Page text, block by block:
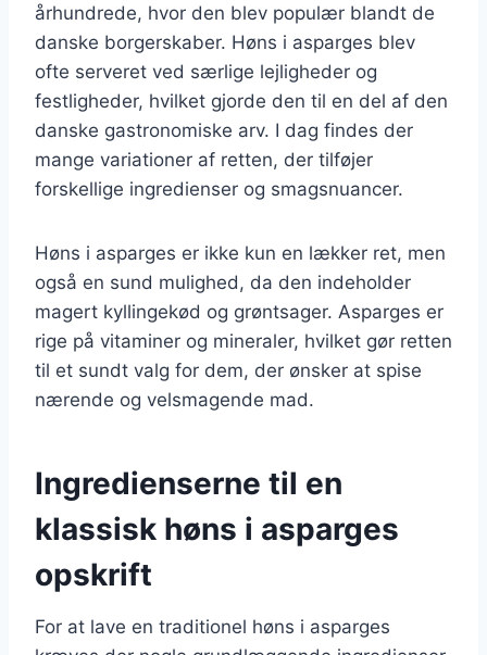
århundrede, hvor den blev populær blandt de
danske borgerskaber. Høns i asparges blev
ofte serveret ved særlige lejligheder og
festligheder, hvilket gjorde den til en del af den
danske gastronomiske arv. I dag findes der
mange variationer af retten, der tilføjer
forskellige ingredienser og smagsnuancer.
Høns i asparges er ikke kun en lækker ret, men
også en sund mulighed, da den indeholder
magert kyllingekød og grøntsager. Asparges er
rige på vitaminer og mineraler, hvilket gør retten
til et sundt valg for dem, der ønsker at spise
nærende og velsmagende mad.
Ingredienserne til en
klassisk høns i asparges
opskrift
For at lave en traditionel høns i asparges